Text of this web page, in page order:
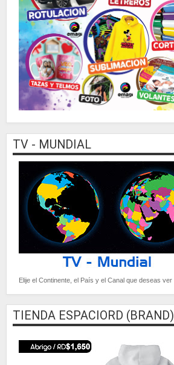
TV - MUNDIAL
Elije el Continente, el País y el Canal que deseas ver
TIENDA ESPACIORD (BRAND)